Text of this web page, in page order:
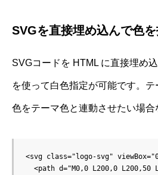
SVGを直接埋め込んで色
SVGコードを HTML に直接埋め
を使って白色指定が可能です。
色をテーマ色と連動させたい場合
<svg class="logo-svg"
<path d="M0,0 L200,0 L200,50